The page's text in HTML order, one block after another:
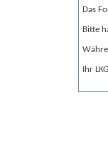
Das
Bitte
Ihr